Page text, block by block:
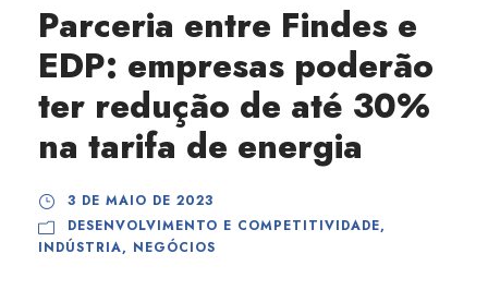
Parceria entre Findes e
EDP: empresas poderão
ter redução de até 30%
na tarifa de energia
3 DE MAIO DE 2023
DESENVOLVIMENTO E COMPETITIVIDADE,
INDÚSTRIA, NEGÓCIOS